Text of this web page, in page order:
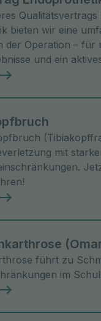
Qualitätsvertrags
bieten wir eine
der Operation – für
und ein
mit
führt zu
im